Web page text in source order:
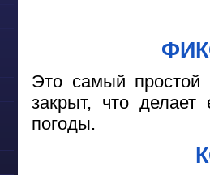
Это самый
закрыт, что делает
погоды.